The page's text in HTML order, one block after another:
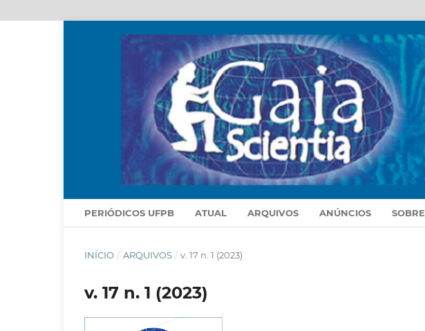
PERIÓDICOS UFPB ATUAL ARQUIVOS ANÚNCIOS SOBRE
INÍCIO / ARQUIVOS / v. 17 n. 1 (2023)
v. 17 n. 1 (2023)